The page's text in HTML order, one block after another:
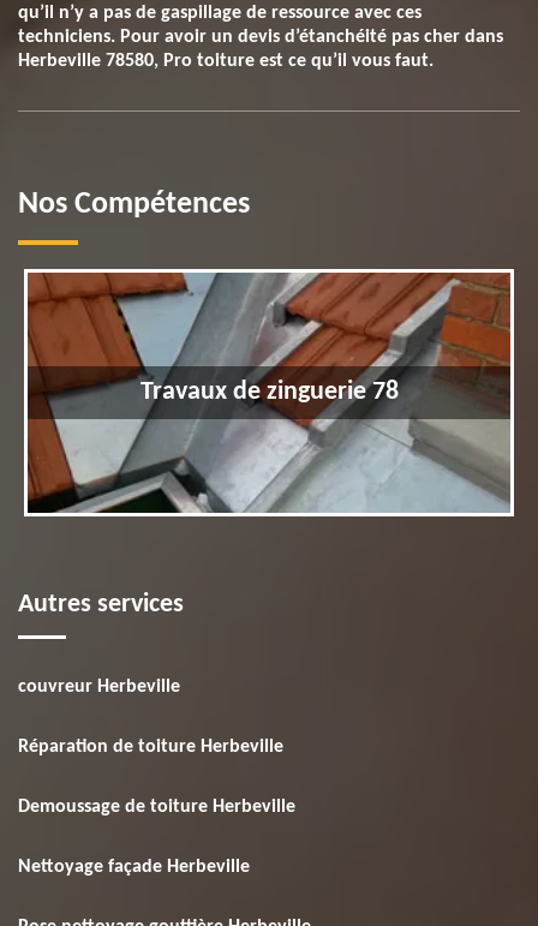
qu’il n’y a pas de gaspillage de ressource avec ces
techniciens. Pour avoir un devis d’étanchéité pas cher dans
Herbeville 78580, Pro toiture est ce qu’il vous faut.
Nos Compétences
Travaux de zinguerie 78
Autres services
couvreur Herbeville
Réparation de toiture Herbeville
Demoussage de toiture Herbeville
Nettoyage façade Herbeville